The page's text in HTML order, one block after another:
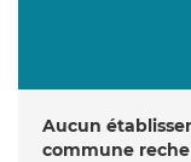
Aucun
commune